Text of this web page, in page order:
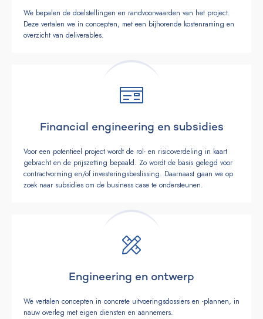
We bepalen de doelstellingen en randvoorwaarden van het project.
Deze vertalen we in concepten, met een bijhorende kostenraming en
overzicht van deliverables.
Financial engineering en subsidies
Voor een potentieel project wordt de rol- en risicoverdeling in kaart
gebracht en de prijszetting bepaald. Zo wordt de basis gelegd voor
contractvorming en/of investeringsbeslissing. Daarnaast gaan we op
zoek naar subsidies om de business case te ondersteunen.
Engineering en ontwerp
We vertalen concepten in concrete uitvoeringsdossiers en -plannen, in
nauw overleg met eigen diensten en aannemers.